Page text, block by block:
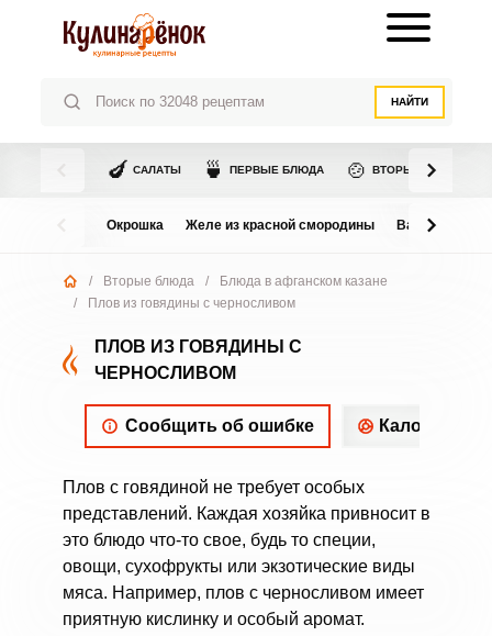
НАЙТИ
🍆 САЛАТЫ 🍵 ПЕРВЫЕ БЛЮДА 🍲 ВТОРЫЕ БЛЮДА
Окрошка Желе из красной смородины Варенье из
/ Вторые блюда /
Блюда в афганском казане
/
Плов из говядины с черносливом
ПЛОВ ИЗ ГОВЯДИНЫ С
ЧЕРНОСЛИВОМ
Сообщить об ошибке
Плов с говядиной не требует особых
представлений. Каждая хозяйка привносит в
это блюдо что-то свое, будь то специи,
овощи, сухофрукты или экзотические виды
мяса. Например, плов с черносливом имеет
приятную кислинку и особый аромат.